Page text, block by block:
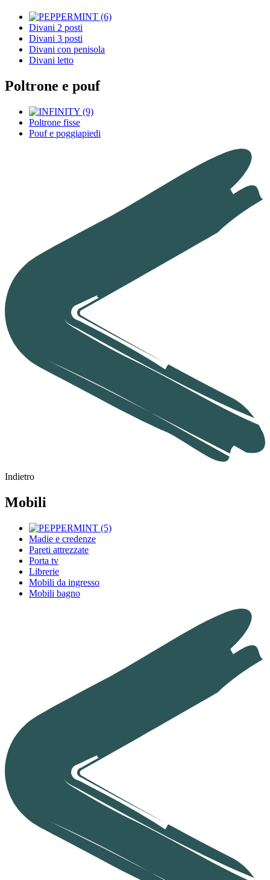
Divani 2 posti
Divani 3 posti
Divani con penisola
Divani letto
Poltrone e pouf
Poltrone fisse
Pouf e poggiapiedi
Indietro
Mobili
Madie e credenze
Pareti attrezzate
Porta tv
Librerie
Mobili da ingresso
Mobili bagno